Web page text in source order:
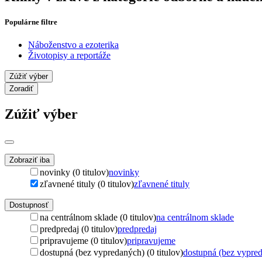
Populárne filtre
Náboženstvo a ezoterika
Životopisy a reportáže
Zúžiť výber
Zoradiť
Zúžiť výber
Zobraziť iba
novinky (0 titulov)novinky
zľavnené tituly (0 titulov)zľavnené tituly
Dostupnosť
na centrálnom sklade (0 titulov)na centrálnom sklade
predpredaj (0 titulov)predpredaj
pripravujeme (0 titulov)pripravujeme
dostupná (bez vypredaných) (0 titulov)dostupná (bez